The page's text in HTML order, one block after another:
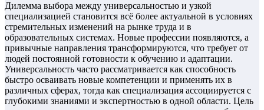
Дилемма выбора между универсальностью и узкой
специализацией становится всё более актуальной в условиях
стремительных изменений на рынке труда и в
образовательных системах. Новые профессии появляются, а
привычные направления трансформируются, что требует от
людей постоянной готовности к обучению и адаптации.
Универсальность часто рассматривается как способность
быстро осваивать новые компетенции и применять их в
различных сферах, тогда как специализация ассоциируется с
глубокими знаниями и экспертностью в одной области. Цель